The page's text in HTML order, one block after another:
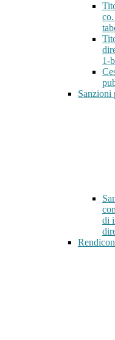
1-
Sanzioni
di